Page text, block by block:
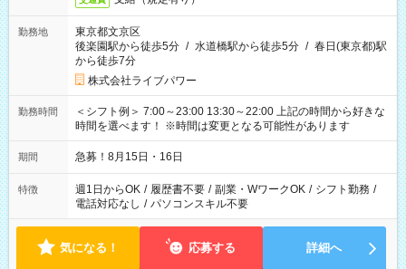
勤務地
東京都文京区
後楽園駅から徒歩5分 / 水道橋駅から徒歩5分 / 春日(東京都)駅
から徒歩7分
株式会社ライブパワー
勤務時間
＜シフト例＞ 7:00～23:00 13:30～22:00 上記の時間から好きな
時間を選べます！ ※時間は変更となる可能性があります
期間 急募！8月15日・16日
特徴 週1日からOK / 履歴書不要 / 副業・WワークOK / シフト勤務 /
電話対応なし / パソコンスキル不要
気になる！ 応募する 詳細へ